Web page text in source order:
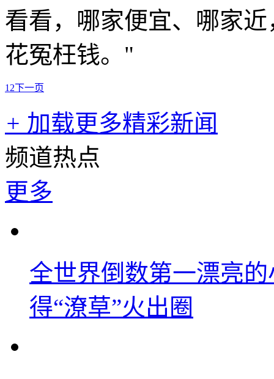
看看，哪家便宜、哪家
花冤枉钱。"
1 2下一页
+ 加载更多精彩新闻
频道热点
更多
全世界倒数第一漂亮
得“潦草”火出圈